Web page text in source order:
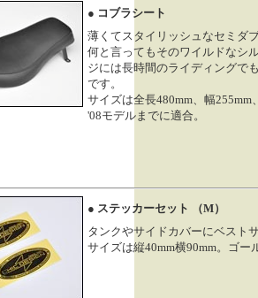
● コブラシート
薄くてスタイリッシュなセミダ
何と言ってもそのワイルドなシ
ジには長時間のライディングで
です。
サイズは全長480mm、幅255mm
'08モデルまでに適合。
● ステッカーセット （M）
タンクやサイドカバーにベスト
サイズは縦40mm横90mm。ゴ